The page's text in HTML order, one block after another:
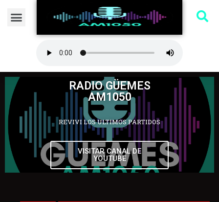
RADIO GÜEMES
AM1050
REVIVI LOS ULTIMOS PARTIDOS
VISITAR CANAL DE
YOUTUBE